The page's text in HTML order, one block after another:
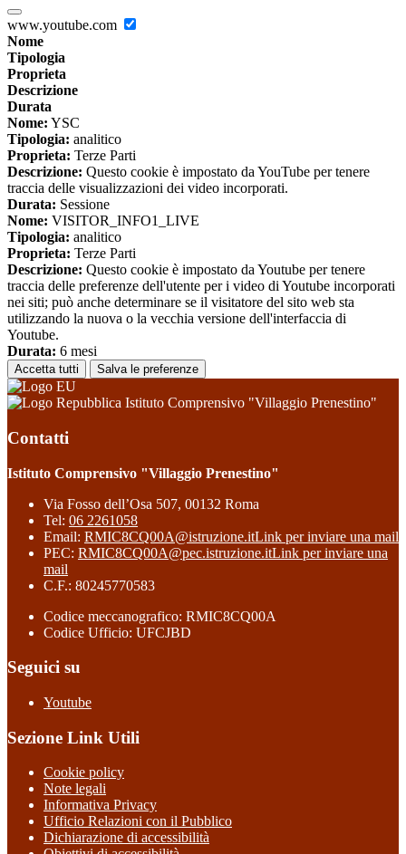
www.youtube.com
Nome
Tipologia
Proprieta
Descrizione
Durata
Nome: YSC
Tipologia: analitico
Proprieta: Terze Parti
Descrizione: Questo cookie è impostato da YouTube per tenere
traccia delle visualizzazioni dei video incorporati.
Durata: Sessione
Nome: VISITOR_INFO1_LIVE
Tipologia: analitico
Proprieta: Terze Parti
Descrizione: Questo cookie è impostato da Youtube per tenere
traccia delle preferenze dell'utente per i video di Youtube incorporati
nei siti; può anche determinare se il visitatore del sito web sta
utilizzando la nuova o la vecchia versione dell'interfaccia di
Youtube.
Durata: 6 mesi
Accetta tutti Salva le preferenze
Istituto Comprensivo "Villaggio Prenestino"
Contatti
Istituto Comprensivo "Villaggio Prenestino"
Via Fosso dell’Osa 507, 00132 Roma
Tel: 06 2261058
Email: RMIC8CQ00A@istruzione.itLink per inviare una mail
PEC: RMIC8CQ00A@pec.istruzione.itLink per inviare una
mail
C.F.: 80245770583
Codice meccanografico: RMIC8CQ00A
Codice Ufficio: UFCJBD
Seguici su
Youtube
Sezione Link Utili
Cookie policy
Note legali
Informativa Privacy
Ufficio Relazioni con il Pubblico
Dichiarazione di accessibilità